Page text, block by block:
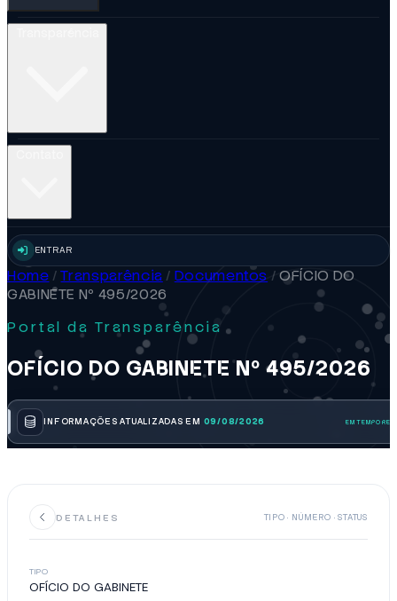
ENTRAR
Home / Transparência / Documentos /OFÍCIO DO
GABINETE Nº 495/2026
Portal da Transparência
OFÍCIO DO GABINETE Nº 495/2026
INFORMAÇÕES ATUALIZADAS EM 09/08/2026
DETALHES TIPO · NÚMERO · STATUS
TIPO
OFÍCIO DO GABINETE